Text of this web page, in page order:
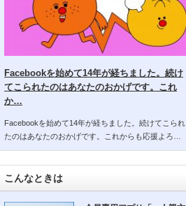
Facebookを始めて14年が経ちました。続け
てこられたのはあなたのおかげです。これ
か…
Facebookを始めて14年が経ちました。続けてこられ
たのはあなたのおかげです。これからも応援よろ…
こんなときは